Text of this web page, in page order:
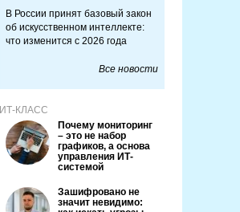
В России принят базовый закон
об искусственном интеллекте:
что изменится с 2026 года
Все новости
ИТ-КЛАСС
Почему мониторинг
– это не набор
графиков, а основа
управления ИТ-
системой
Зашифровано не
значит невидимо: